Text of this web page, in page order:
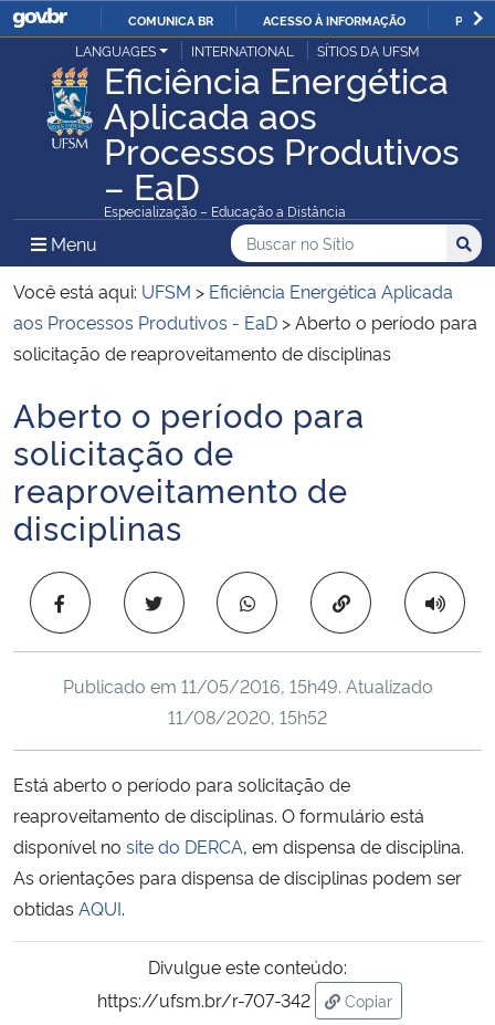
IR
PARA
O
CONTEÚDO
COMUNICA BR ACESSO À INFORMAÇÃO
Ministério da Justiça e Segurança Pública
Ministério da Defesa
Ministério das Relações Exteriores
Ministério da Educação
Ministério da Cidadania
Ministério da Saúde
Ministério de Minas e Energia
Ministério da Ciência, Tecnologia, Inovações e Comunicações
Ministério do Meio Ambiente
Ministério do Turismo
Ministério da Mulher, da Família e dos Direitos Humanos
LANGUAGES INTERNATIONAL SÍTIOS DA UFSM
Eficiência Energética
Aplicada aos
Processos Produtivos
– EaD
Especialização – Educação a Distância
Menu Menu Principal do Sítio
Busca
Buscar no no Sítio
Busca:
Você está aqui: UFSM > Eficiência Energética Aplicada
aos Processos Produtivos - EaD >Aberto o período para
solicitação de reaproveitamento de disciplinas
Início do conteúdo
Aberto o período para
solicitação de
reaproveitamento de
disciplinas
Copiar para área
Publicado em 11/05/2016, 15h49. Atualizado
11/08/2020, 15h52
Está aberto o período para solicitação de
reaproveitamento de disciplinas. O formulário está
disponível no site do DERCA, em dispensa de disciplina.
As orientações para dispensa de disciplinas podem ser
obtidas AQUI.
Divulgue este conteúdo:
https://ufsm.br/r-707-342
Copiar